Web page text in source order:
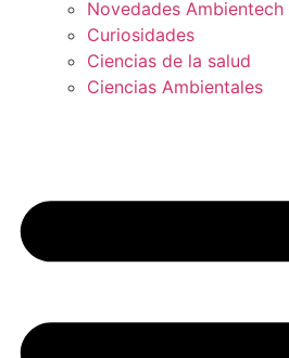
Novedades Ambientech
Curiosidades
Ciencias de la salud
Ciencias Ambientales